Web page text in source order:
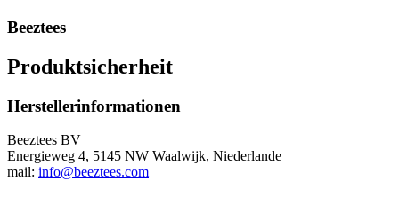
Beeztees
Produktsicherheit
Herstellerinformationen
Beeztees BV
Energieweg 4, 5145 NW Waalwijk, Niederlande
mail: info@beeztees.com